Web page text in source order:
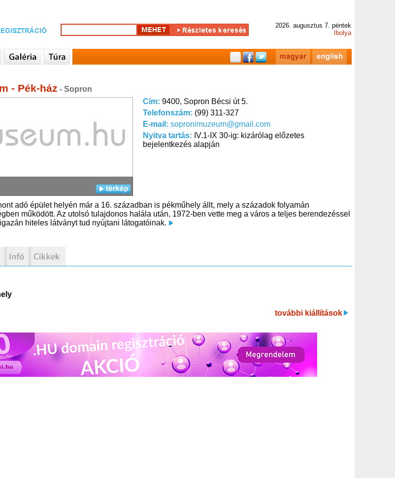
2026. augusztus 7. péntek
Ibolya
- Pék-ház - Sopron
Cím: 9400, Sopron Bécsi út 5.
Telefonszám: (99) 311-327
E-mail: sopronimuzeum@gmail.com
Nyitva tartás: IV.1-IX 30-ig: kizárólag előzetes
bejelentkezés alapján
adó épület helyén már a 16. században is pékműhely állt, mely a századok folyamán
működött. Az utolsó tulajdonos halála után, 1972-ben vette meg a város a teljes berendezéssel
hiteles látványt tud nyújtani látogatóinak.
további kiállítások